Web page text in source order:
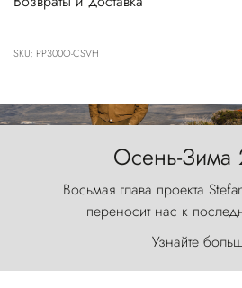
SKU: PP300O-CSVH
Осень-Зима
Восьмая глава проекта
переносит нас к
первозданного мира,
первобытной яростью ваяет
Торрес-дель-Пайне, словно
Узнайте